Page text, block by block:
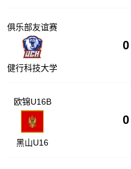
俱乐部友谊赛
健行科技大学
0
欧锦U16B
黑山U16
0